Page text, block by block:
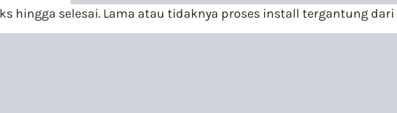
hingga selesai. Lama atau tidaknya proses install tergantung